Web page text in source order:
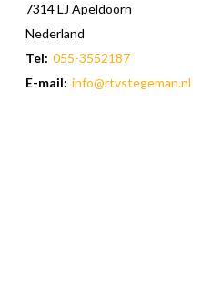
7314 LJ Apeldoorn
Nederland
Tel: 055-3552187
E-mail: info@rtvstegeman.nl